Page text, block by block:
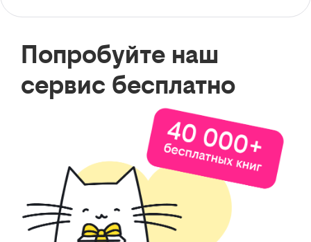
Попробуйте наш
сервис бесплатно